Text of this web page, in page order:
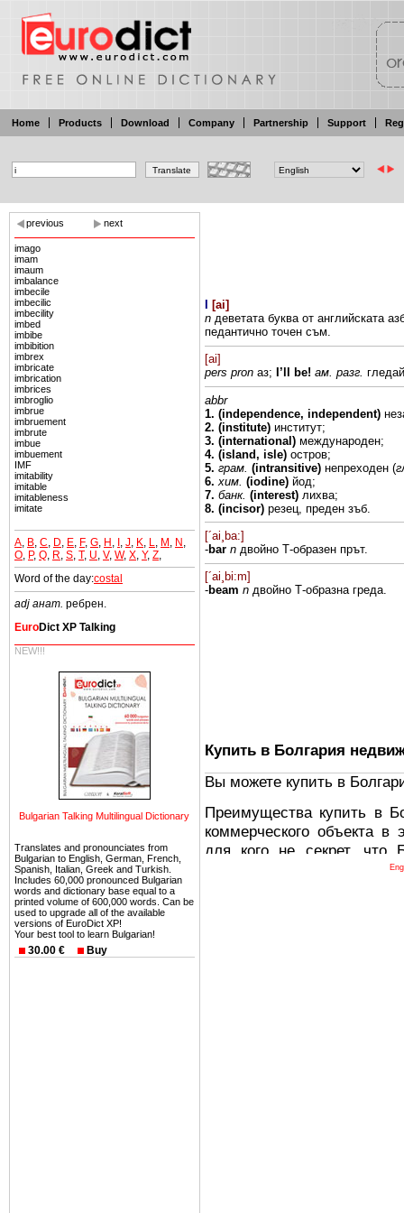
Home Products Download Company Partnership Support
previous next
imago
imam
imaum
imbalance
imbecile
imbecilic
imbecility
imbed
imbibe
imbibition
imbrex
imbricate
imbrication
imbrices
imbroglio
imbrue
imbruement
imbrute
imbue
imbuement
IMF
imitability
imitable
imitableness
imitate
A B C D E F, G H I J K L M N
O P, Q R S T, U V, W, X Y, Z
Word of the day:costal
adj анат. ребрен.
EuroDict XP Talking
NEW!!!
Bulgarian Talking Multilingual Dictionary
Translates and pronounciates from
Bulgarian to English, German, French,
Spanish, Italian, Greek and Turkish.
Includes 60,000 pronounced Bulgarian
words and dictionary base equal to a
printed volume of 600,000 words. Can be
used to upgrade all of the available
versions of EuroDict XP!
Your best tool to learn Bulgarian!
30.00 € Buy
[ai]
n деветата буква от английската
педантично точен съм.
[ai]
pers pron аз; I’ll be! ам. разг.
abbr
1. (independence, independent)
2. (institute) институт;
3. (international) международен;
4. (island, isle) остров;
5. грам. (intransitive) непреходен (
6. хим. (iodine) йод;
7. банк. (interest) лихва;
8. (incisor) резец, преден зъб.
[´ai¸ba:]
-bar n двойно Т-образен прът.
[´ai¸bi:m]
-beam n двойно Т-образна греда.
Купить в Болгария
Вы можете купить в
Преимущества купить в
коммерческого объекта
для кого не секрет, что
древних и прекрасных